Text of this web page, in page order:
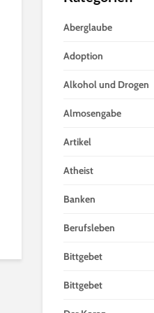
Aberglaube
Adoption
Alkohol und Drogen
Almosengabe
Artikel
Atheist
Banken
Berufsleben
Bittgebet
Bittgebet